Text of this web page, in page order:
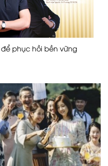
phục hồi bền vững